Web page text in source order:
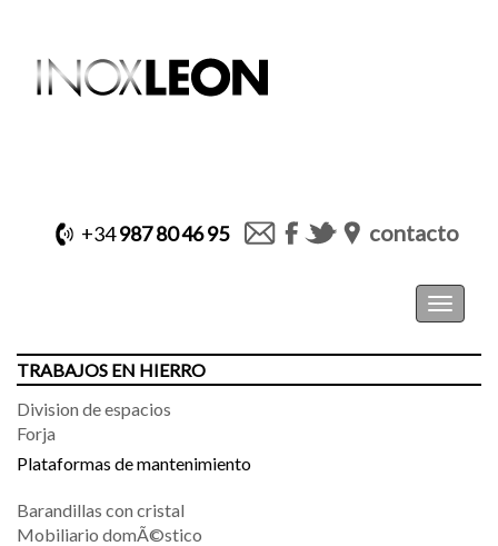
+34987 80 46 95 contacto
Toggle
TRABAJOS EN HIERRO
Division de espacios
Forja
Plataformas de mantenimiento
Barandillas con cristal
Mobiliario domÃ©stico